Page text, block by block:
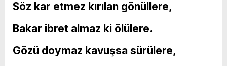
Söz kar etmez kırılan gönüllere,
Bakar ibret almaz ki ölülere.
Gözü doymaz kavuşsa sürülere,